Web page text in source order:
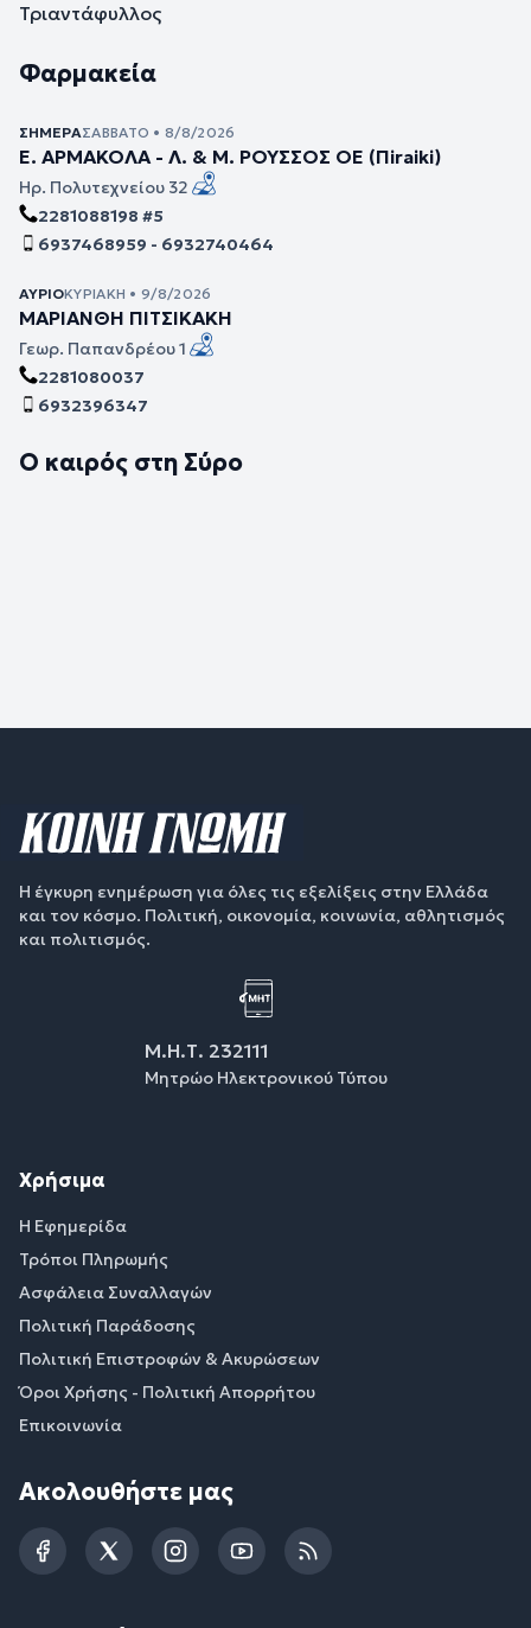
Τριαντάφυλλος
Φαρμακεία
ΣΉΜΕΡΑΣΆΒΒΑΤΟ • 8/8/2026
Ε. ΑΡΜΑΚΟΛΑ - Λ. & Μ. ΡΟΥΣΣΟΣ ΟΕ (Πiraiki)
Ηρ. Πολυτεχνείου 32
2281088198 #5
6937468959 - 6932740464
ΑΎΡΙΟΚΥΡΙΑΚΉ • 9/8/2026
ΜΑΡΙΑΝΘΗ ΠΙΤΣΙΚΑΚΗ
Γεωρ. Παπανδρέου 1
2281080037
6932396347
Ο καιρός στη Σύρο
Η έγκυρη ενημέρωση για όλες τις εξελίξεις στην Ελλάδα
και τον κόσμο. Πολιτική, οικονομία, κοινωνία, αθλητισμός
και πολιτισμός.
Μ.Η.Τ. 232111
Μητρώο Ηλεκτρονικού Τύπου
Χρήσιμα
Η Εφημερίδα
Τρόποι Πληρωμής
Ασφάλεια Συναλλαγών
Πολιτική Παράδοσης
Πολιτική Επιστροφών & Ακυρώσεων
Όροι Χρήσης - Πολιτική Απορρήτου
Επικοινωνία
Ακολουθήστε μας
FacebookTwitterInstagramYouTubeRSS